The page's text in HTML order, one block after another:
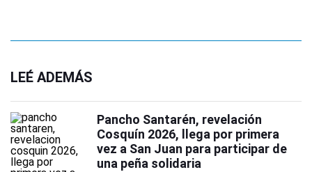
LEÉ ADEMÁS
Pancho Santarén, revelación
Cosquín 2026, llega por primera
vez a San Juan para participar de
una peña solidaria